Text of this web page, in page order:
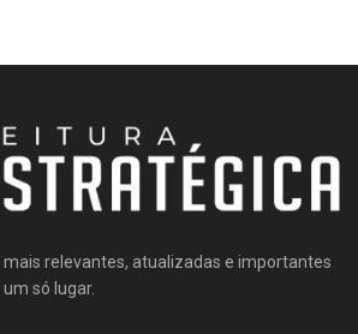
relevantes, atualizadas e importantes
só lugar.